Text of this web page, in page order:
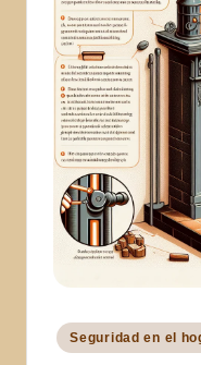
Publicado
en
Seguridad en el